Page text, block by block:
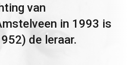
van
in 1993 is
de leraar.